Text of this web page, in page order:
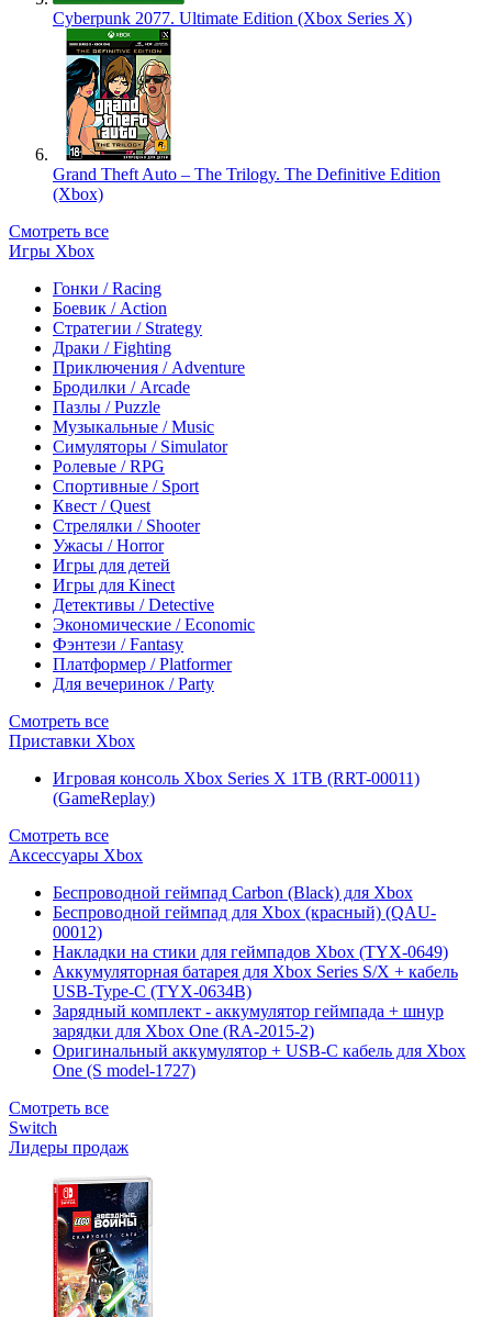
Cyberpunk 2077. Ultimate Edition (Xbox Series X)
Grand Theft Auto – The Trilogy. The Definitive Edition
(Xbox)
Смотреть все
Игры Xbox
Гонки / Racing
Боевик / Action
Стратегии / Strategy
Драки / Fighting
Приключения / Adventure
Бродилки / Arcade
Пазлы / Puzzle
Музыкальные / Music
Симуляторы / Simulator
Ролевые / RPG
Спортивные / Sport
Квест / Quest
Стрелялки / Shooter
Ужасы / Horror
Игры для детей
Игры для Kinect
Детективы / Detective
Экономические / Economic
Фэнтези / Fantasy
Платформер / Platformer
Для вечеринок / Party
Смотреть все
Приставки Xbox
Игровая консоль Xbox Series X 1TB (RRT-00011)
(GameReplay)
Смотреть все
Аксессуары Xbox
Беспроводной геймпад Carbon (Black) для Xbox
Беспроводной геймпад для Xbox (красный) (QAU-
00012)
Накладки на стики для геймпадов Xbox (TYX-0649)
Аккумуляторная батарея для Xbox Series S/X + кабель
USB-Type-C (TYX-0634B)
Зарядный комплект - аккумулятор геймпада + шнур
зарядки для Xbox One (RA-2015-2)
Оригинальный аккумулятор + USB-C кабель для Xbox
One (S model-1727)
Смотреть все
Switch
Лидеры продаж